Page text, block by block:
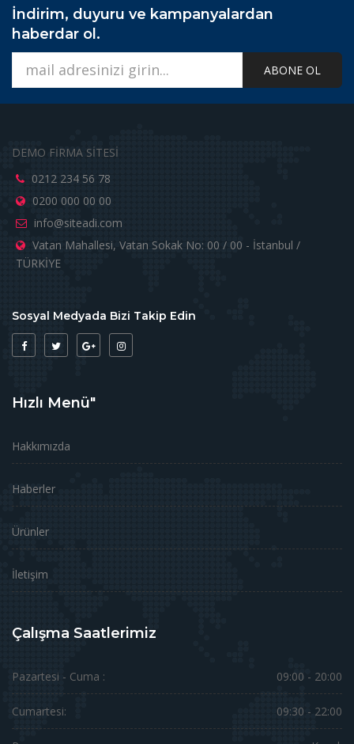
İndirim, duyuru ve kampanyalardan
haberdar ol.
ABONE OL
DEMO FİRMA SİTESİ
0212 234 56 78
0200 000 00 00
info@siteadi.com
Vatan Mahallesi, Vatan Sokak No: 00 / 00 - İstanbul /
TÜRKİYE
Sosyal Medyada Bizi Takip Edin
Hızlı Menü"
Hakkımızda
Haberler
Ürünler
İletişim
Çalışma Saatlerimiz
Pazartesi - Cuma : 09:00 - 20:00
Cumartesi: 09:30 - 22:00